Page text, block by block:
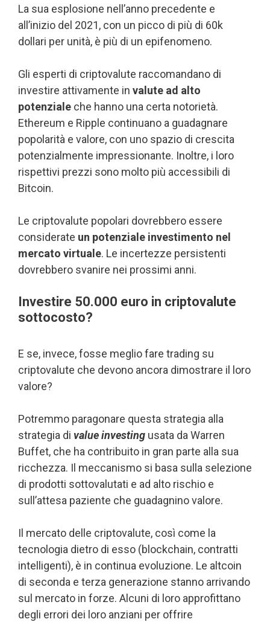
La sua esplosione nell’anno precedente e
all’inizio del 2021, con un picco di più di 60k
dollari per unità, è più di un epifenomeno.
Gli esperti di criptovalute raccomandano di
investire attivamente in valute ad alto
potenziale che hanno una certa notorietà.
Ethereum e Ripple continuano a guadagnare
popolarità e valore, con uno spazio di crescita
potenzialmente impressionante. Inoltre, i loro
rispettivi prezzi sono molto più accessibili di
Bitcoin.
Le criptovalute popolari dovrebbero essere
considerate un potenziale investimento nel
mercato virtuale. Le incertezze persistenti
dovrebbero svanire nei prossimi anni.
Investire 50.000 euro in criptovalute
sottocosto?
E se, invece, fosse meglio fare trading su
criptovalute che devono ancora dimostrare il loro
valore?
Potremmo paragonare questa strategia alla
strategia di value investing usata da Warren
Buffet, che ha contribuito in gran parte alla sua
ricchezza. Il meccanismo si basa sulla selezione
di prodotti sottovalutati e ad alto rischio e
sull’attesa paziente che guadagnino valore.
Il mercato delle criptovalute, così come la
tecnologia dietro di esso (blockchain, contratti
intelligenti), è in continua evoluzione. Le altcoin
di seconda e terza generazione stanno arrivando
sul mercato in forze. Alcuni di loro approfittano
degli errori dei loro anziani per offrire